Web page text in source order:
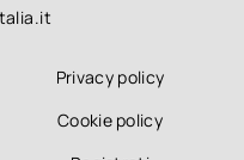
Privacy policy
Cookie policy